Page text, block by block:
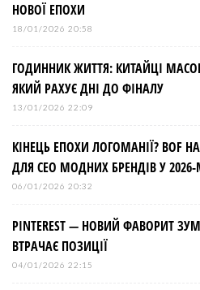
НОВОЇ ЕПОХИ
18/01/2026 20:58
ГОДИННИК ЖИТТЯ: КИТАЙЦІ
ЯКИЙ РАХУЄ ДНІ ДО ФІНАЛУ
13/01/2026 22:09
КІНЕЦЬ ЕПОХИ ЛОГОМАНІЇ? BOF
ДЛЯ СЕО МОДНИХ БРЕНДІВ У
06/01/2026 20:32
PINTEREST — НОВИЙ ФАВОРИТ
ВТРАЧАЄ ПОЗИЦІЇ
04/01/2026 22:15